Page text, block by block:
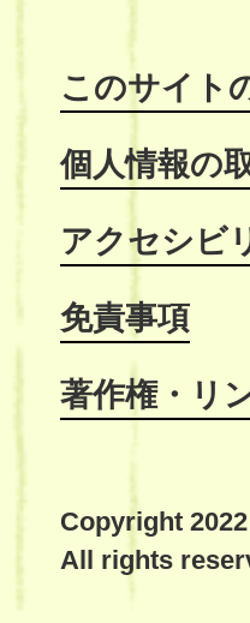
このサイト
個人情報の
アクセシビ
免責事項
著作権・リ
Copyright
All rights